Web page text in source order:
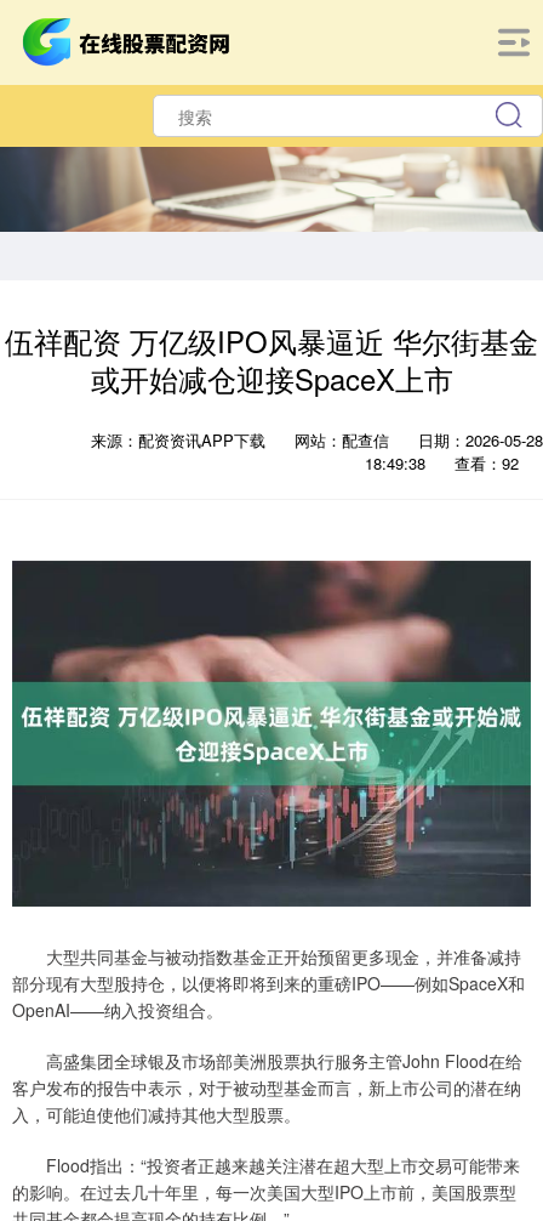
伍祥配资 万亿级IPO风暴逼近 华尔街基金
或开始减仓迎接SpaceX上市
来源：配资资讯APP下载 网站：配查信
日期：2026-05-28
18:49:38
查看：92
大型共同基金与被动指数基金正开始预留更多现金，并准备减持
部分现有大型股持仓，以便将即将到来的重磅IPO——例如SpaceX和
OpenAI——纳入投资组合。
高盛集团全球银及市场部美洲股票执行服务主管John Flood在给
客户发布的报告中表示，对于被动型基金而言，新上市公司的潜在纳
入，可能迫使他们减持其他大型股票。
Flood指出：“投资者正越来越关注潜在超大型上市交易可能带来
的影响。在过去几十年里，每一次美国大型IPO上市前，美国股票型